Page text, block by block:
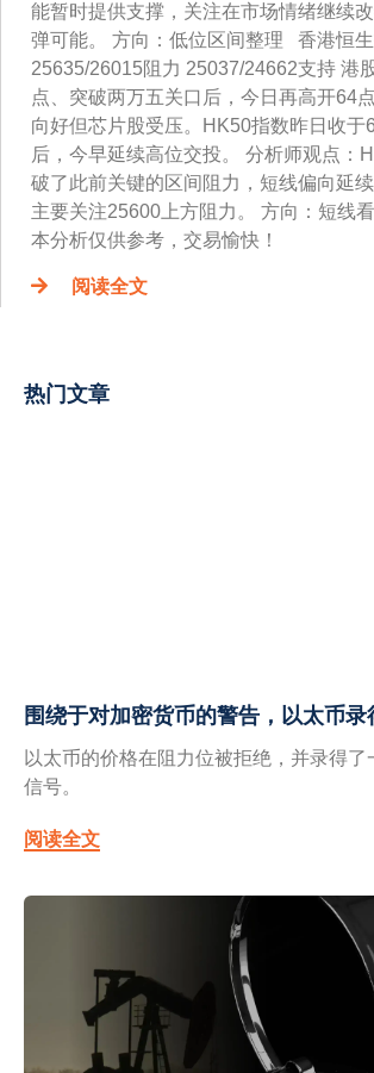
能暂时提供支撑，关注在市场情绪继续
弹可能。 方向：低位区间整理 香港恒
25635/26015阻力 25037/24662支持 港
点、突破两万五关口后，今日再高开64
向好但芯片股受压。HK50指数昨日收于
后，今早延续高位交投。 分析师观点：
破了此前关键的区间阻力，短线偏向延续
主要关注25600上方阻力。 方向：短线
本分析仅供参考，交易愉快！
阅读全文
热门文章
围绕于对加密货币的警告，以太币录
以太币的价格在阻力位被拒绝，并录得了
信号。
阅读全文